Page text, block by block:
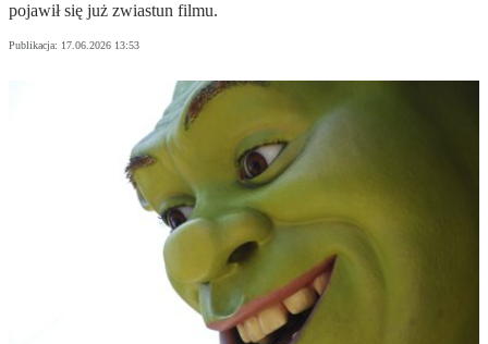
pojawił się już zwiastun filmu.
Publikacja: 17.06.2026 13:53